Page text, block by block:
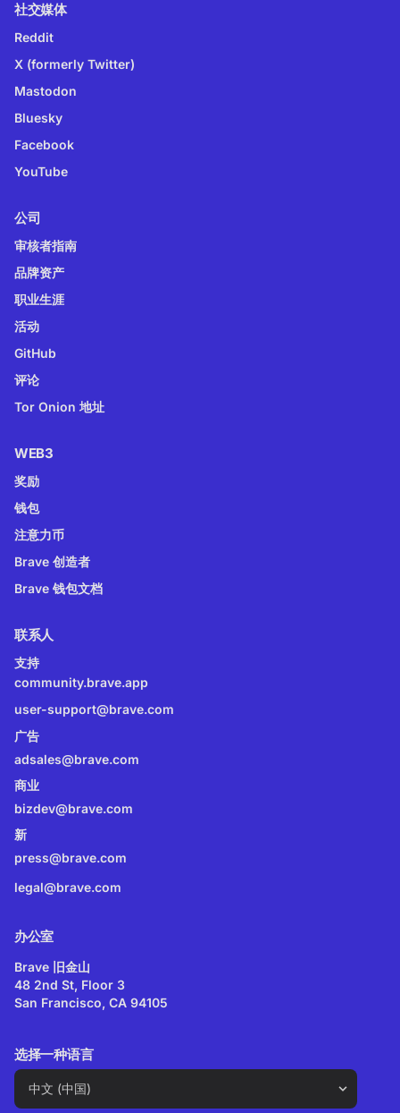
社交媒体
Reddit
X (formerly Twitter)
Mastodon
Bluesky
Facebook
YouTube
公司
审核者指南
品牌资产
职业生涯
活动
GitHub
评论
Tor Onion 地址
WEB3
奖励
钱包
注意力币
Brave 创造者
Brave 钱包文档
联系人
支持
community.brave.app
user-support@brave.com
广告
adsales@brave.com
商业
bizdev@brave.com
新
press@brave.com
legal@brave.com
办公室
Brave 旧金山
48 2nd St, Floor 3
San Francisco, CA 94105
选择一种语言